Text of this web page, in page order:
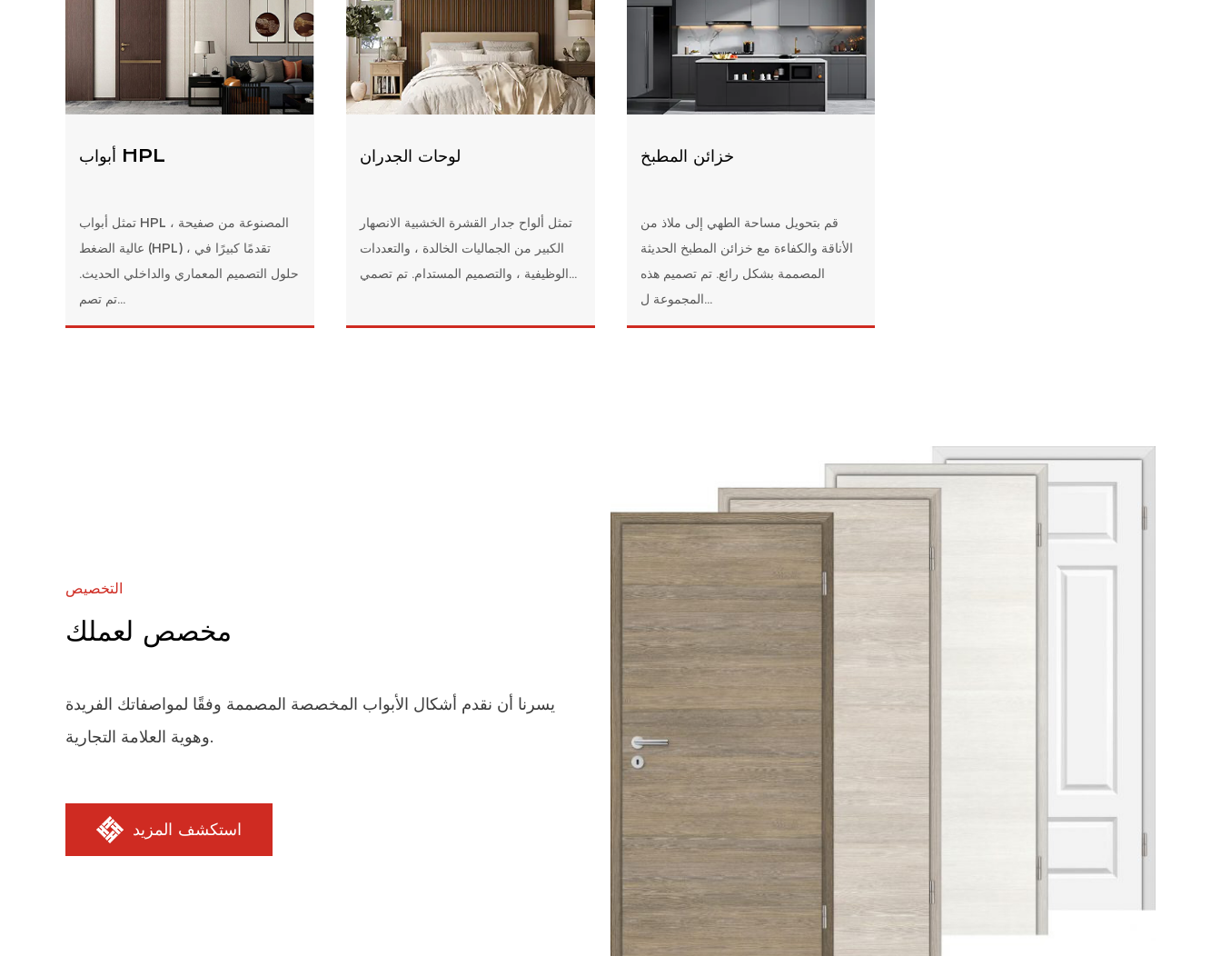
أبواب HPL
تمثل أبواب HPL ، المصنوعة من صفيحة
عالية الضغط (HPL) ، تقدمًا كبيرًا في
حلول التصميم المعماري والداخلي الحديث.
تم تصم...
لوحات الجدران
تمثل ألواح جدار القشرة الخشبية الانصهار
الكبير من الجماليات الخالدة ، والتعددات
الوظيفية ، والتصميم المستدام. تم تصمي...
خزائن المطبخ
قم بتحويل مساحة الطهي إلى ملاذ من
الأناقة والكفاءة مع خزائن المطبخ الحديثة
المصممة بشكل رائع. تم تصميم هذه
المجموعة ل...
التخصيص
مخصص لعملك
يسرنا أن نقدم أشكال الأبواب المخصصة المصممة وفقًا لمواصفاتك الفريدة
وهوية العلامة التجارية.
استكشف المزيد